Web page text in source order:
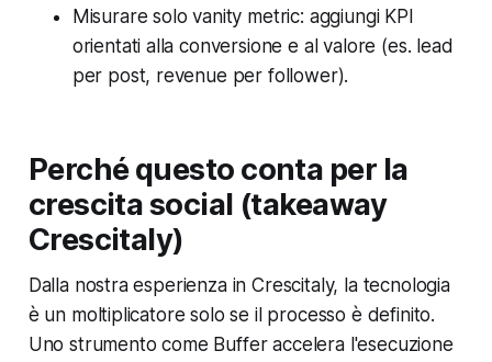
Misurare solo vanity metric: aggiungi KPI
orientati alla conversione e al valore (es. lead
per post, revenue per follower).
Perché questo conta per la
crescita social (takeaway
Crescitaly)
Dalla nostra esperienza in Crescitaly, la tecnologia
è un moltiplicatore solo se il processo è definito.
Uno strumento come Buffer accelera l'esecuzione